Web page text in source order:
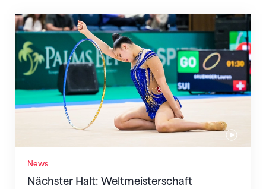
News
Nächster Halt: Weltmeisterschaft
Nächster Halt: Weltmeisterschaft